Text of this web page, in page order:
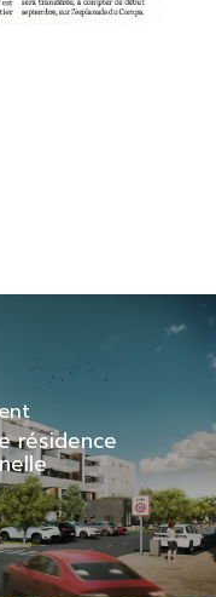
résidence